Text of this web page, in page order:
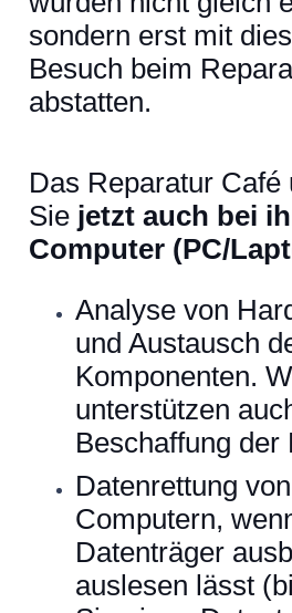
sondern erst mit
Besuch beim
abstatten.
Das Reparatur Café
Sie jetzt auch bei
Computer (PC/
Analyse von
und Austausch
Komponenten.
unterstützen
Beschaffung der
Datenrettung
Computern,
Datenträger
auslesen lässt